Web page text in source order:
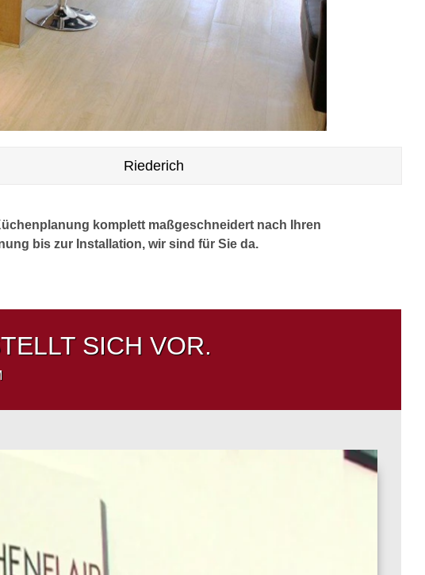
Riederich
komplett maßgeschneidert nach Ihren
bis zur Installation, wir sind für Sie da.
SICH VOR.